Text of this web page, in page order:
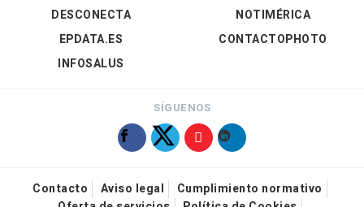
DESCONECTA
EPDATA.ES
INFOSALUS
NOTIMÉRICA
CONTACTOPHOTO
SÍGUENOS
Contacto Aviso legal
Cumplimiento normativo